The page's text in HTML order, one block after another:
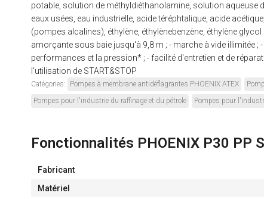
potable, solution de méthyldiéthanolamine, solution aqueuse
eaux usées, eau industrielle, acide téréphtalique, acide
(pompes alcalines), éthylène, éthylènebenzène, éthylène
amorçante sous baie jusqu'à 9,8 m ; - marche à vide illimitée
performances et la pression* ; - facilité d'entretien et de
l'utilisation de START&STOP
Catégories: Pompes à membrane antidéflagrantes PHOENIX ATEX
Pompes pour l'industrie du raffinage et du pétrole
Pompes pour
Fonctionnalités PHOENIX P30 PP
Fabricant
Matériel